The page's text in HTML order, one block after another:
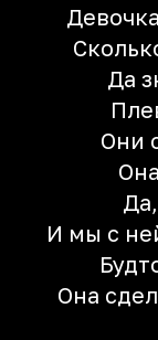
Да
Они
И мы с
Она